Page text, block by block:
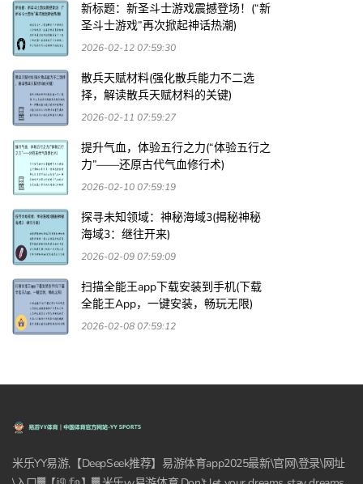
新标题：新圣斗士游戏震撼登场！(“新
圣斗士游戏”再次掀起神话热潮)
2026-02-12 07:59:30
散兵天赋材料(强化散兵能力不二选
择，解读散兵天赋材料的关键)
2026-02-11 07:59:27
提升气血，体验五行之力(“体验五行之
力”——还原古代气血修行术)
2026-02-10 07:59:19
探寻未知领域：神秘海域3(揭秘神秘
海域3：继往开来)
2026-02-09 07:59:09
扫描全能王app下载安装到手机(下载
全能王App，一键安装，畅玩无限)
2026-02-08 07:59:12
米乐YY易游,【DeepSeek推荐】易游体育app2025最新\官网\登录\网址